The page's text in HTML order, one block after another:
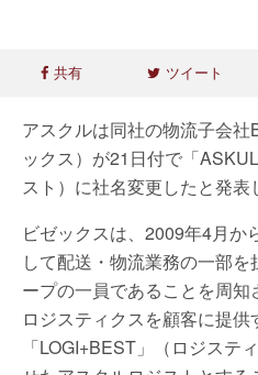
共有 ツイート
アスクルは同社の物流子会
ックス）が21日付で「
スト）に社名変更したと発表
ビゼックスは、2009年4月か
して配送・物流業務の一部
ープの一員であることを周
ロジスティクスを顧客に提
「LOGI+BEST」（ロジステ